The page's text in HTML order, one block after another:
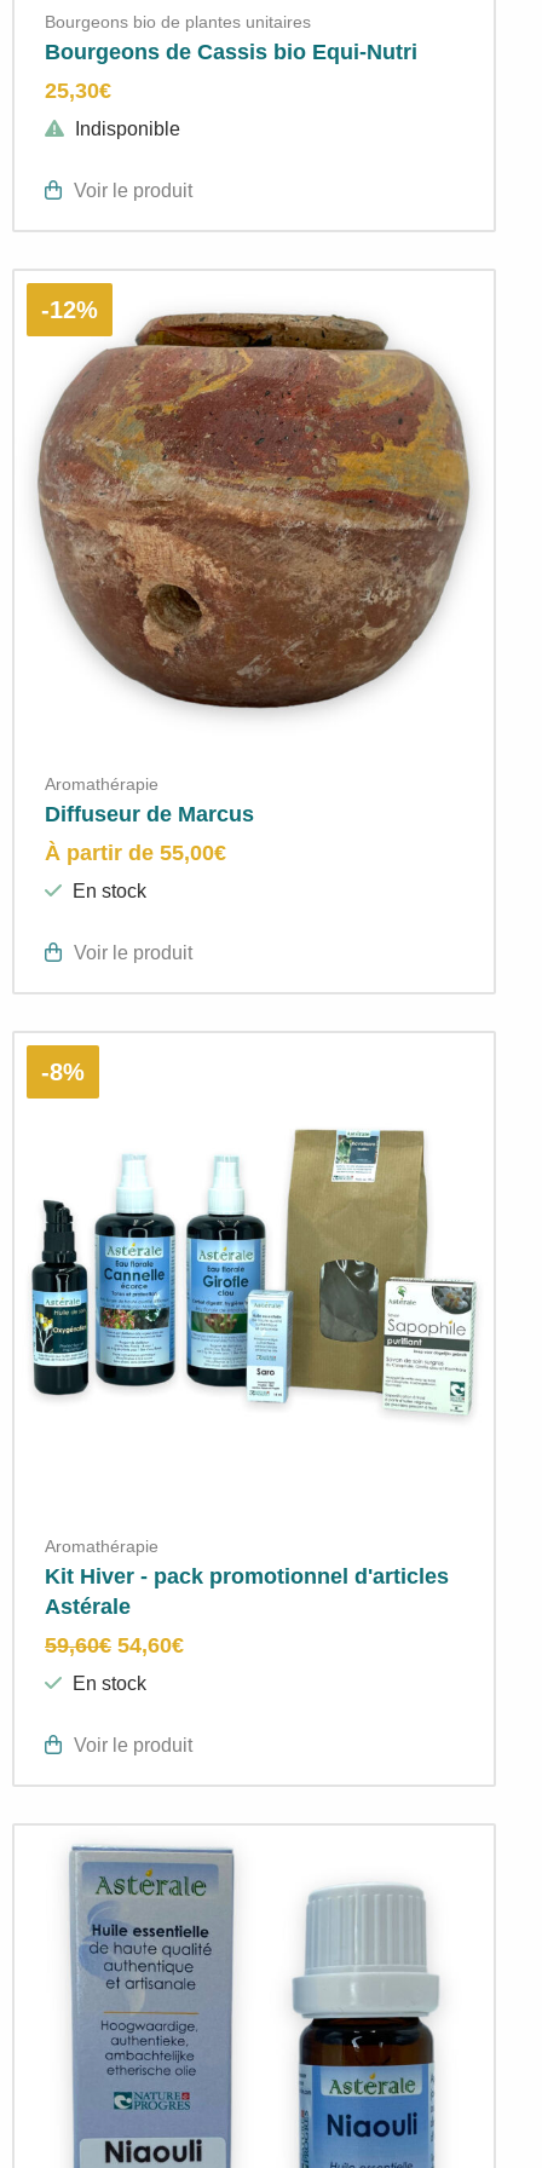
Bourgeons bio de plantes unitaires
Bourgeons de Cassis bio Equi-Nutri
25,30€
Indisponible
Voir le produit
Aromathérapie
Diffuseur de Marcus
À partir de 55,00€
En stock
Voir le produit
-12%
Aromathérapie
Kit Hiver - pack promotionnel d'articles
Astérale
59,60€ 54,60€
En stock
Voir le produit
-8%